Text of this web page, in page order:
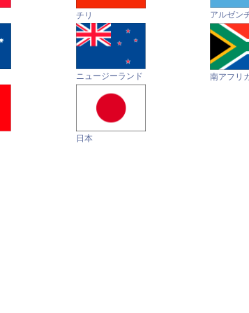
チリ アルゼン
ニュージーランド 南アフリ
日本